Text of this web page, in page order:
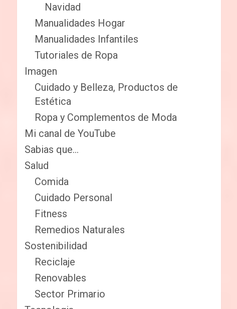
Navidad
Manualidades Hogar
Manualidades Infantiles
Tutoriales de Ropa
Imagen
Cuidado y Belleza, Productos de
Estética
Ropa y Complementos de Moda
Mi canal de YouTube
Sabias que…
Salud
Comida
Cuidado Personal
Fitness
Remedios Naturales
Sostenibilidad
Reciclaje
Renovables
Sector Primario